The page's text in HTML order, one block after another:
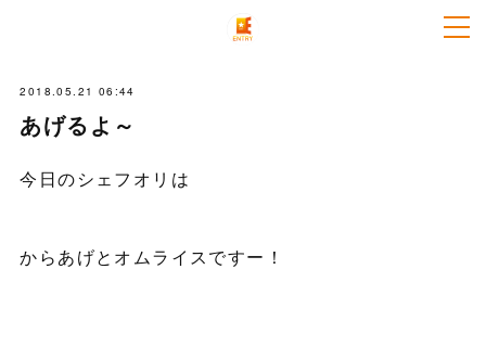
2018.05.21 06:44
あげるよ～
今日のシェフオリは
からあげとオムライスですー！